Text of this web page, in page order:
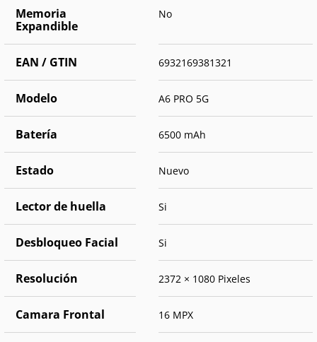
Memoria
Expandible
No
EAN / GTIN 6932169381321
Modelo A6 PRO 5G
Batería 6500 mAh
Estado Nuevo
Lector de huella Si
Desbloqueo Facial Si
Resolución 2372 × 1080 Pixeles
Camara Frontal 16 MPX